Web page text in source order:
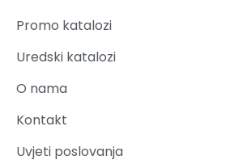
Promo katalozi
Uredski katalozi
O nama
Kontakt
Uvjeti poslovanja